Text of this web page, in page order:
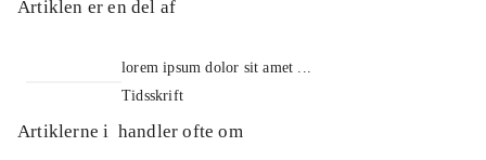
Artiklen er en del af
lorem ipsum dolor sit amet ...
Tidsskrift
Artiklerne i handler ofte om